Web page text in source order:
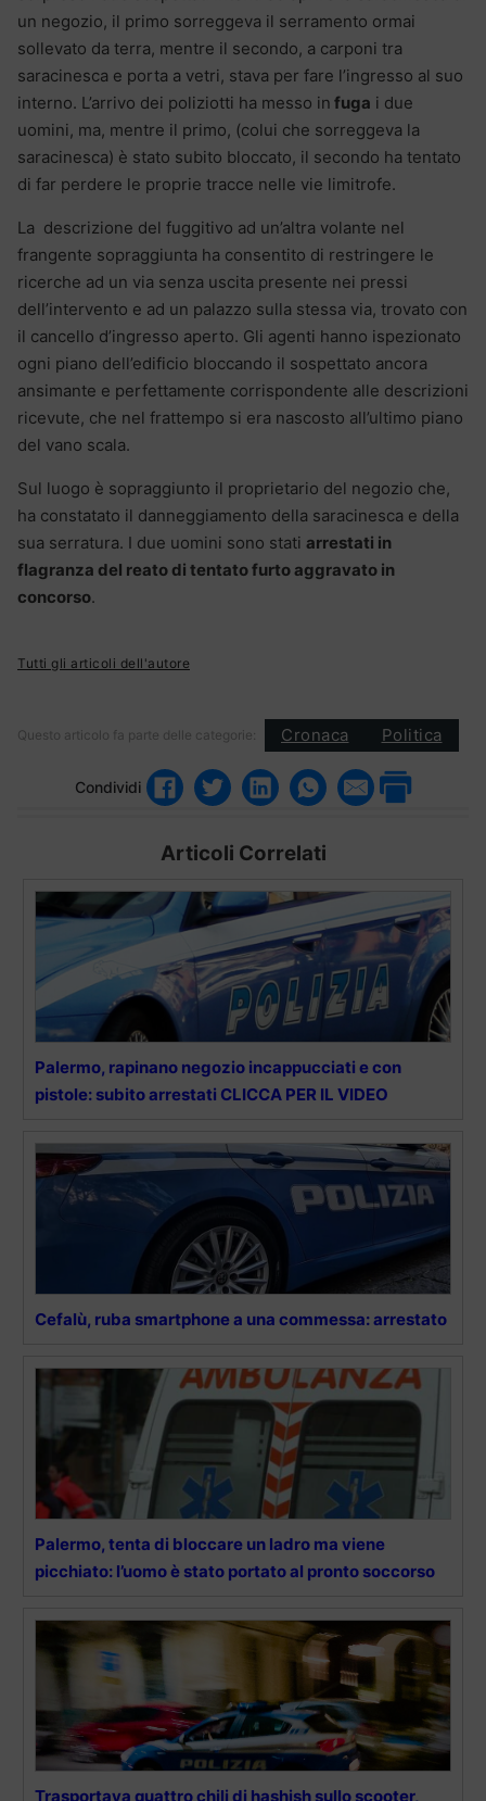
un negozio, il primo sorreggeva il serramento ormai
sollevato da terra, mentre il secondo, a carponi tra
saracinesca e porta a vetri, stava per fare l’ingresso al suo
interno. L’arrivo dei poliziotti ha messo in fuga i due
uomini, ma, mentre il primo, (colui che sorreggeva la
saracinesca) è stato subito bloccato, il secondo ha tentato
di far perdere le proprie tracce nelle vie limitrofe.
La descrizione del fuggitivo ad un’altra volante nel
frangente sopraggiunta ha consentito di restringere le
ricerche ad un via senza uscita presente nei pressi
dell’intervento e ad un palazzo sulla stessa via, trovato con
il cancello d’ingresso aperto. Gli agenti hanno ispezionato
ogni piano dell’edificio bloccando il sospettato ancora
ansimante e perfettamente corrispondente alle descrizioni
ricevute, che nel frattempo si era nascosto all’ultimo piano
del vano scala.
Sul luogo è sopraggiunto il proprietario del negozio che,
ha constatato il danneggiamento della saracinesca e della
sua serratura. I due uomini sono stati arrestati in
flagranza del reato di tentato furto aggravato in
concorso.
Tutti gli articoli dell'autore
Questo articolo fa parte delle categorie: Cronaca Politica
Condividi
Articoli Correlati
Palermo, rapinano negozio incappucciati e con
pistole: subito arrestati CLICCA PER IL VIDEO
Cefalù, ruba smartphone a una commessa: arrestato
Palermo, tenta di bloccare un ladro ma viene
picchiato: l’uomo è stato portato al pronto soccorso
Trasportava quattro chili di hashish sullo scooter,